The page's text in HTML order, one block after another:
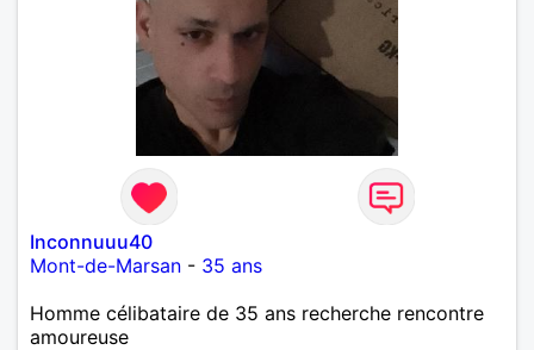
Inconnuuu40
Mont-de-Marsan - 35 ans
Homme célibataire de 35 ans recherche rencontre
amoureuse